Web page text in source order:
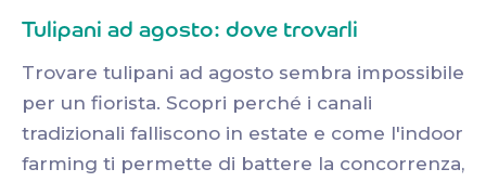
Tulipani ad agosto: dove trovarli
Trovare tulipani ad agosto sembra impossibile
per un fiorista. Scopri perché i canali
tradizionali falliscono in estate e come l'indoor
farming ti permette di battere la concorrenza,